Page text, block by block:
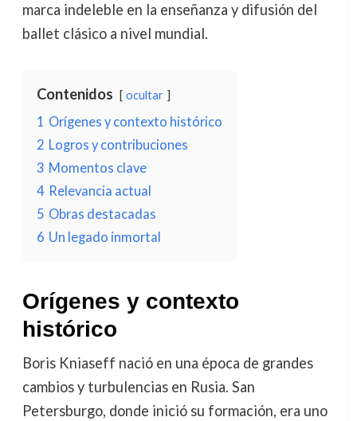
marca indeleble en la enseñanza y difusión del
ballet clásico a nivel mundial.
Contenidos ocultar
1 Orígenes y contexto histórico
2 Logros y contribuciones
3 Momentos clave
4 Relevancia actual
5 Obras destacadas
6 Un legado inmortal
Orígenes y contexto
histórico
Boris Kniaseff nació en una época de grandes
cambios y turbulencias en Rusia. San
Petersburgo, donde inició su formación, era uno